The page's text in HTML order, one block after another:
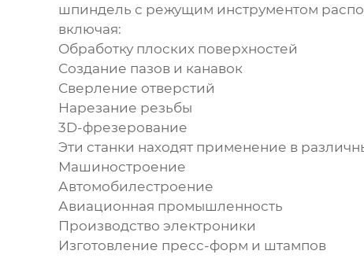
шпиндель с режущим инструментом
включая:
Обработку плоских поверхностей
Создание пазов и канавок
Сверление отверстий
Нарезание резьбы
3D-фрезерование
Эти станки находят применение в
Машиностроение
Автомобилестроение
Авиационная промышленность
Производство электроники
Изготовление пресс-форм и штампов